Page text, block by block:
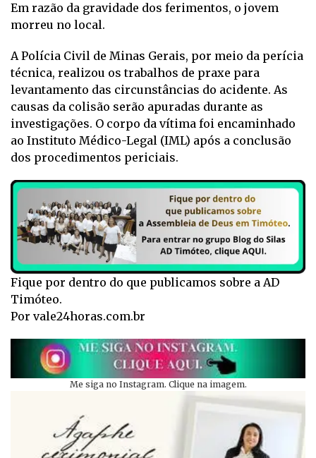
Em razão da gravidade dos ferimentos, o jovem
morreu no local.
A Polícia Civil de Minas Gerais, por meio da perícia
técnica, realizou os trabalhos de praxe para
levantamento das circunstâncias do acidente. As
causas da colisão serão apuradas durante as
investigações. O corpo da vítima foi encaminhado
ao Instituto Médico-Legal (IML) após a conclusão
dos procedimentos periciais.
Fique por dentro do que publicamos sobre a AD
Timóteo.
Por vale24horas.com.br
Me siga no Instagram. Clique na imagem.